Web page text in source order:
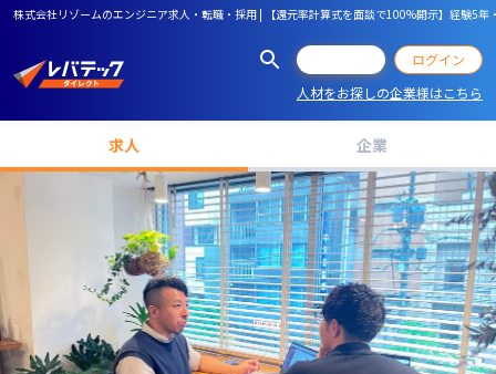
株式会社リゾームのエンジニア求人・転職・採用 | 【還元率計算式を面談で100%開示】経験5
ログイン
人材をお探しの企業様はこちら
求人 企業